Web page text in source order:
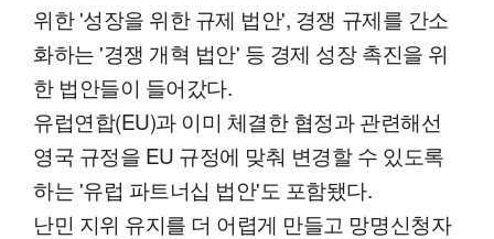
위한 '성장을 위한 규제 법안', 경쟁 규제를 간소
화하는 '경쟁 개혁 법안' 등 경제 성장 촉진을 위
한 법안들이 들어갔다.
유럽연합(EU)과 이미 체결한 협정과 관련해선
영국 규정을 EU 규정에 맞춰 변경할 수 있도록
하는 '유럽 파트너십 법안'도 포함됐다.
난민 지위 유지를 더 어렵게 만들고 망명신청자